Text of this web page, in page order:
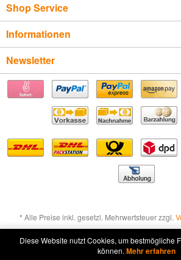
Shop Service
Informationen
Newsletter
* Alle Preise inkl. gesetzl. Mehrwertsteuer zzgl.
Nachnahmegebühren, wenn nicht
Widerruf erklären
Diese Website nutzt Cookies, um bestmögliche
können. Mehr erfahren